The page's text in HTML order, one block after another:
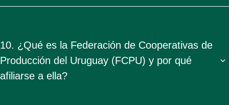
10. ¿Qué es la Federación de Cooperativas de
Producción del Uruguay (FCPU) y por qué
afiliarse a ella?